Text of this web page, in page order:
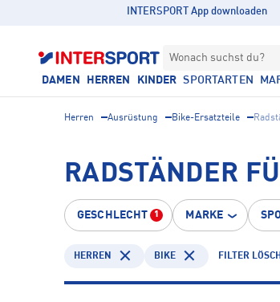
INTERSPORT App downloaden
Wonach suchst du?
DAMEN HERREN KINDER SPORTARTEN
Herren Ausrüstung Bike-Ersatzteile
RADSTÄNDER
GESCHLECHT 1 MARKE
HERREN BIKE FILTER